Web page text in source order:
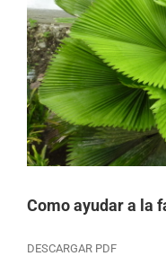
Como ayudar a la
DESCARGAR PDF